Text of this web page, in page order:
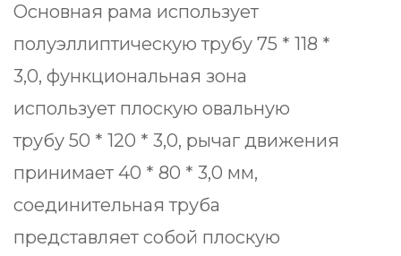
Основная рама использует
полуэллиптическую трубу 75 * 118 *
3,0, функциональная зона
использует плоскую овальную
трубу 50 * 120 * 3,0, рычаг движения
принимает 40 * 80 * 3,0 мм,
соединительная труба
представляет собой плоскую